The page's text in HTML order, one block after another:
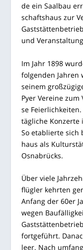
de ein Saal­bau
schafts­haus zur
und
Im Jahr 1898
fol­gen­den Jah­ren
sei­nem
Pyer Ver­ei­ne
se
täg­li­che Kon­zer­te
So eta­blier­te sich
haus als
Osnabrücks.
Über vie­le
flüg­ler kehr­ten
Anfang der 60er
wegen
fort­ge­führt.
leer. Nach